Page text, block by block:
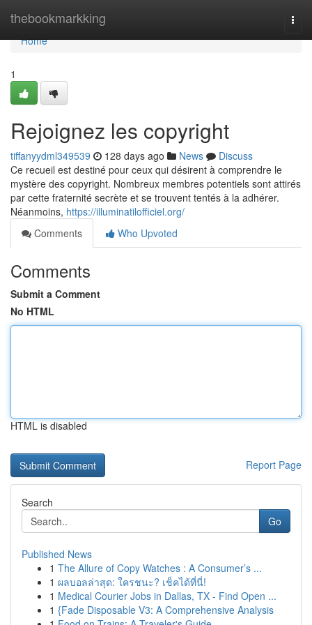
thebookmarkking
Home
Home
1
Rejoignez les copyright
tiffanyydml349539 128 days ago News
Discuss
Ce recueil est destiné pour ceux qui désirent à comprendre le
mystère des copyright. Nombreux membres potentiels sont attirés
par cette fraternité secrète et se trouvent tentés à la adhérer.
Néanmoins, https://illuminatilofficiel.org/
Comments
Who Upvoted
Comments
Submit a Comment
No HTML
HTML is disabled
Report Page
Search
Go
Published News
1 The Allure of Copy Watches : A Consumer’s ...
1 ผลบอลล่าสุด: ใครชนะ? เช็คได้ที่นี่!
1 Medical Courier Jobs in Dallas, TX - Find Open ...
1 {Fade Disposable V3: A Comprehensive Analysis